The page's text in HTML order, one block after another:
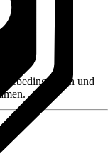
und